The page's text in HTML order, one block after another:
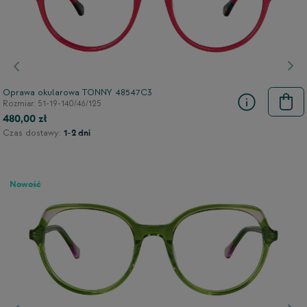
Poprzedni
Oprawa okularowa TONNY 48547C3
Rozmiar: 51-19-140/46/125
480,00 zł
Czas dostawy: 1-2 dni
Nowość